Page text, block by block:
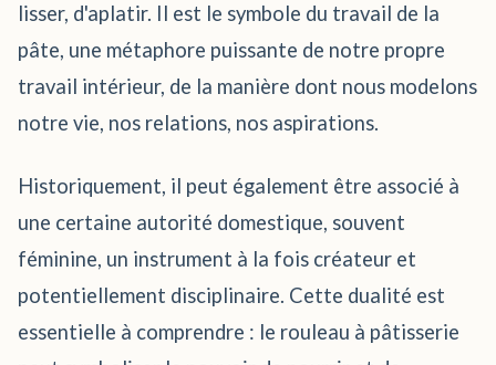
lisser, d'aplatir. Il est le symbole du travail de la
pâte, une métaphore puissante de notre propre
travail intérieur, de la manière dont nous modelons
notre vie, nos relations, nos aspirations.
Historiquement, il peut également être associé à
une certaine autorité domestique, souvent
féminine, un instrument à la fois créateur et
potentiellement disciplinaire. Cette dualité est
essentielle à comprendre : le rouleau à pâtisserie